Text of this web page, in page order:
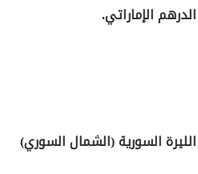
الإماراتي.
السورية (الشمال السوري)